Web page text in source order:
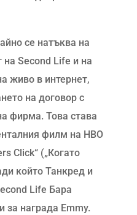
се натъква на
на Second Life и на
живо в интернет,
на договор с
фирма. Това става
филм на HBO
Click“ („Когато
който Танкред и
Life Бара
награда Emmy.